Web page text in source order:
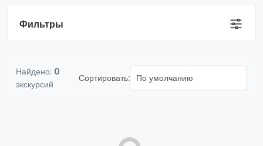
Фильтры
Найдено: 0
экскурсий
Сортировать: